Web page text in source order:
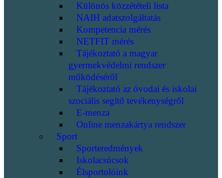
Különös közzétételi lista
NAIH adatszolgáltatás
Kompetencia mérés
NETFIT mérés
Tájékoztató a magyar
gyermekvédelmi rendszer
működéséről
Tájékoztató az óvodai és iskolai
szociális segítő tevékenységről
E-menza
Online menzakártya rendszer
Sport
Sporteredmények
Iskolacsúcsok
Élsportolóink